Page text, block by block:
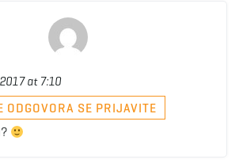
at 7:10
ODGOVORA SE PRIJAVITE